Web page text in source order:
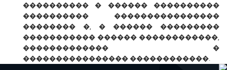
���������� � ������ ����������
���������� ����������������
�������� �, � ������ ���������
����������� ������ ������������,
������������� �
���������������� ������������.